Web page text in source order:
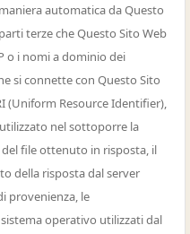
automatica da Questo
terze che Questo Sito Web
o i nomi a dominio dei
si connette con Questo Sito
(Uniform Resource Identifier),
nel sottoporre la
del file ottenuto in risposta, il
della risposta dal server
provenienza, le
operativo utilizzati dal